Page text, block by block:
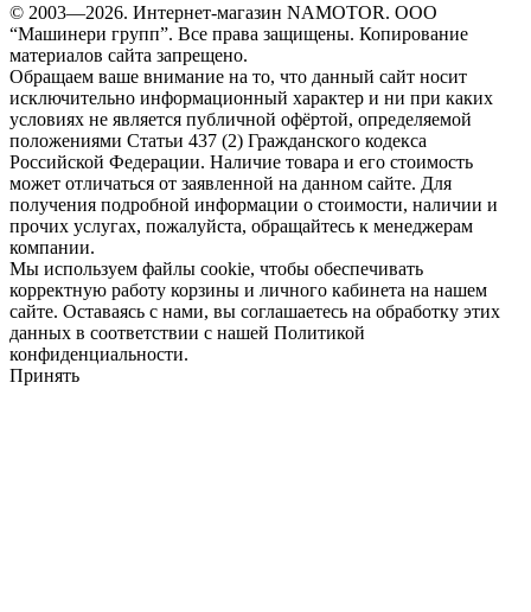
© 2003—2026. Интернет-магазин NAMOTOR. ООО
“Машинери групп”. Все права защищены. Копирование
материалов сайта запрещено.
Обращаем ваше внимание на то, что данный сайт носит
исключительно информационный характер и ни при каких
условиях не является публичной офёртой, определяемой
положениями Статьи 437 (2) Гражданского кодекса
Российской Федерации. Наличие товара и его стоимость
может отличаться от заявленной на данном сайте. Для
получения подробной информации о стоимости, наличии и
прочих услугах, пожалуйста, обращайтесь к менеджерам
компании.
Мы используем файлы cookie, чтобы обеспечивать
корректную работу корзины и личного кабинета на нашем
сайте. Оставаясь с нами, вы соглашаетесь на обработку этих
данных в соответствии с нашей Политикой
конфиденциальности.
Принять